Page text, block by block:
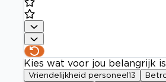
Kies wat voor jou belangrijk is
Vriendelijkheid personeel 13